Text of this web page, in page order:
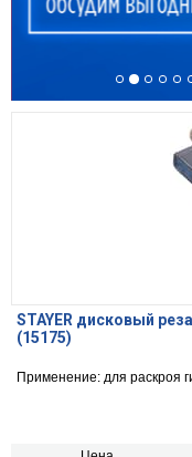
STAYER дисковый
(15175)
Применение: для раскроя